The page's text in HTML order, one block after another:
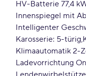
HV-Batterie 77,4
Innenspiegel mit
Intelligenter
Karosserie: 5-türig
Klimaautomatik 2-
Ladevorrichtung